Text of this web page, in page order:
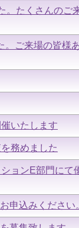
。たくさんのご
。ご来場の皆様
いたします
務めました
ョンE部門にて
申込みください